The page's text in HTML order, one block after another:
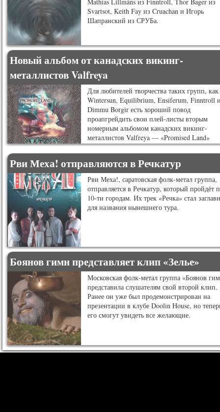
Svartsot, Keith Fay из Cruachan и Игорь
Шапранский из СРУБа.
Новый альбом от канадских викинг-
металлистов Valfreya
Для любителей творчества таких групп, как
Wintersun, Equilibrium, Ensiferum, Finntroll
Dimmu Borgir есть хороший повод
проапгрейдить свои плей-листы вторым
номерным альбомом канадских викинг-
металлистов Valfreya — «Promised Land»
Рви Меха! отправляются в Речкатур
Рви Меха!, саратовская фолк-метал группа,
отправляется в Речкатур, который пройдёт
10-ти городам. Их трек «Речка» стал
для названия нынешнего тура.
Боянов гимн представляет клип «Зелье»
Московская фолк-метал группа «Боянов
представила слушателям свой второй клип.
Ранее он уже был продемонстрирован на
презентации в клубе Doolin House, но
его смогут увидеть все желающие.